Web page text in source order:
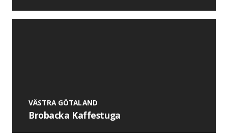
VÄSTRA GÖTALAND
Brobacka Kaffestuga